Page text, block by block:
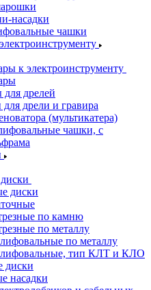
насадки
чашки
к электроинструменту
дрелей
дрели и гравира
(мультикатера)
чашки, с
диски
по камню
по металлу
по металлу
тип КЛТ и КЛО
диски
насадки